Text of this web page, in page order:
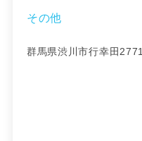
その他
群馬県渋川市行幸田2771